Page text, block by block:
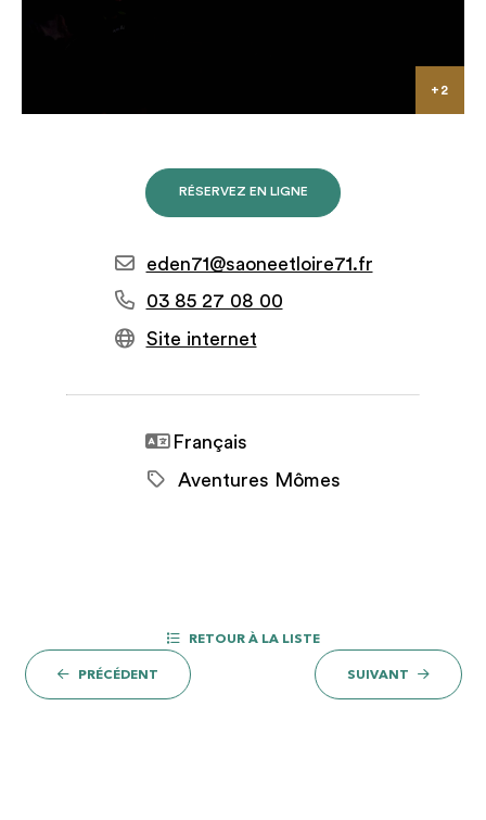
RÉSERVEZ EN LIGNE
eden71@saoneetloire71.fr
03 85 27 08 00
Site internet
Français
Aventures Mômes
PRÉCÉDENT
RETOUR À LA LISTE
SUIVANT